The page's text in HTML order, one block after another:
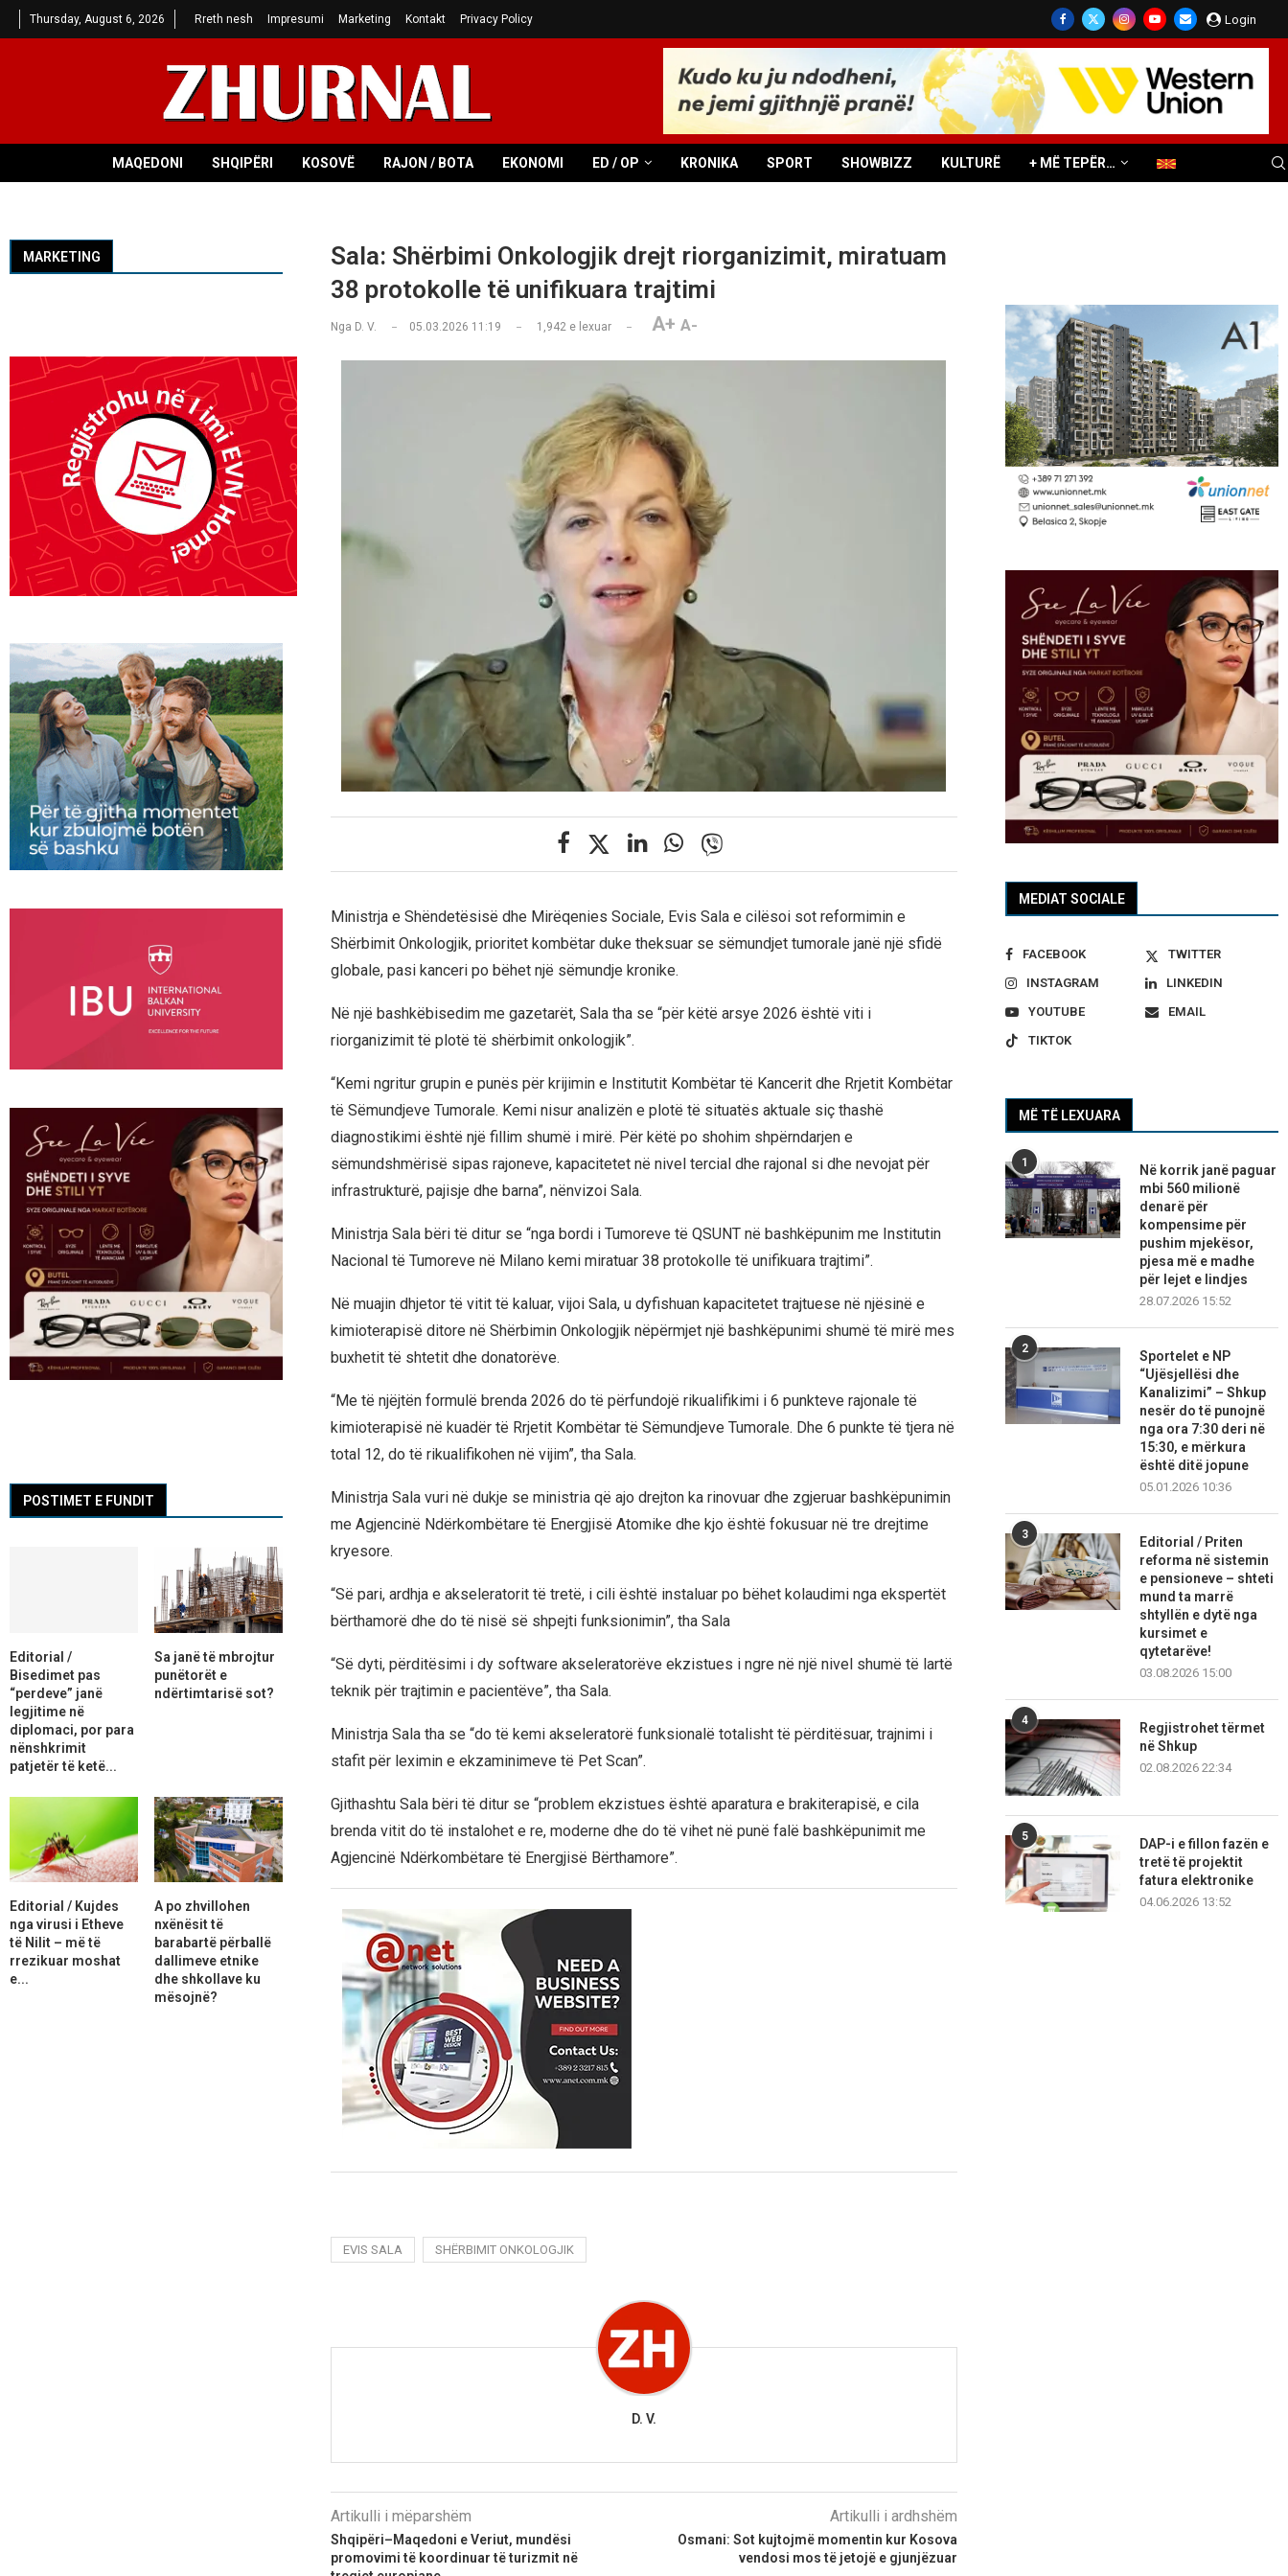
Thursday, August 6, 2026 Rreth nesh Impresumi Marketing Kontakt Privacy Policy Login
MAQEDONI SHQIPËRI KOSOVË RAJON / BOTA EKONOMI ED / OP KRONIKA SPORT SHOWBIZZ KULTURË + MË TEPËR…
Sala: Shërbimi Onkologjik drejt riorganizimit, miratuam
38 protokolle të unifikuara trajtimi
Nga D. V. 05.03.2026 11:19 1,942e lexuar A+ A-
Ministrja e Shëndetësisë dhe Mirëqenies Sociale, Evis Sala e cilësoi sot reformimin e
Shërbimit Onkologjik, prioritet kombëtar duke theksuar se sëmundjet tumorale janë një sfidë
globale, pasi kanceri po bëhet një sëmundje kronike.
Në një bashkëbisedim me gazetarët, Sala tha se “për këtë arsye 2026 është viti i
riorganizimit të plotë të shërbimit onkologjik”.
“Kemi ngritur grupin e punës për krijimin e Institutit Kombëtar të Kancerit dhe Rrjetit Kombëtar
të Sëmundjeve Tumorale. Kemi nisur analizën e plotë të situatës aktuale siç thashë
diagnostikimi është një fillim shumë i mirë. Për këtë po shohim shpërndarjen e
sëmundshmërisë sipas rajoneve, kapacitetet në nivel tercial dhe rajonal si dhe nevojat për
infrastrukturë, pajisje dhe barna”, nënvizoi Sala.
Ministrja Sala bëri të ditur se “nga bordi i Tumoreve të QSUNT në bashkëpunim me Institutin
Nacional të Tumoreve në Milano kemi miratuar 38 protokolle të unifikuara trajtimi”.
Në muajin dhjetor të vitit të kaluar, vijoi Sala, u dyfishuan kapacitetet trajtuese në njësinë e
kimioterapisë ditore në Shërbimin Onkologjik nëpërmjet një bashkëpunimi shumë të mirë mes
buxhetit të shtetit dhe donatorëve.
“Me të njëjtën formulë brenda 2026 do të përfundojë rikualifikimi i 6 punkteve rajonale të
kimioterapisë në kuadër të Rrjetit Kombëtar të Sëmundjeve Tumorale. Dhe 6 punkte të tjera në
total 12, do të rikualifikohen në vijim”, tha Sala.
Ministrja Sala vuri në dukje se ministria që ajo drejton ka rinovuar dhe zgjeruar bashkëpunimin
me Agjencinë Ndërkombëtare të Energjisë Atomike dhe kjo është fokusuar në tre drejtime
kryesore.
“Së pari, ardhja e akseleratorit të tretë, i cili është instaluar po bëhet kolaudimi nga ekspertët
bërthamorë dhe do të nisë së shpejti funksionimin”, tha Sala
“Së dyti, përditësimi i dy software akseleratorëve ekzistues i ngre në një nivel shumë të lartë
teknik për trajtimin e pacientëve”, tha Sala.
Ministrja Sala tha se “do të kemi akseleratorë funksionalë totalisht të përditësuar, trajnimi i
stafit për leximin e ekzaminimeve të Pet Scan”.
Gjithashtu Sala bëri të ditur se “problem ekzistues është aparatura e brakiterapisë, e cila
brenda vitit do të instalohet e re, moderne dhe do të vihet në punë falë bashkëpunimit me
Agjencinë Ndërkombëtare të Energjisë Bërthamore”.
EVIS SALA SHËRBIMIT ONKOLOGJIK
D. V.
Artikulli i mëparshëm
Shqipëri–Maqedoni e Veriut, mundësi
promovimi të koordinuar të turizmit në
Artikulli i ardhshëm
Osmani: Sot kujtojmë momentin kur Kosova
vendosi mos të jetojë e gjunjëzuar
MEDIAT SOCIALE
FACEBOOK
TWITTER
INSTAGRAM
LINKEDIN
YOUTUBE
EMAIL
TIKTOK
MË TË LEXUARA
1
Në korrik janë paguar
mbi 560 milionë
denarë për
kompensime për
pushim mjekësor,
pjesa më e madhe
për lejet e lindjes
28.07.2026 15:52
2
Sportelet e NP
“Ujësjellësi dhe
Kanalizimi” – Shkup
nesër do të punojnë
nga ora 7:30 deri në
15:30, e mërkura
është ditë jopune
05.01.2026 10:36
3
Editorial / Priten
reforma në sistemin
e pensioneve – shteti
mund ta marrë
shtyllën e dytë nga
kursimet e
qytetarëve!
03.08.2026 15:00
4
Regjistrohet tërmet
në Shkup
02.08.2026 22:34
5
DAP-i e fillon fazën e
tretë të projektit
fatura elektronike
04.06.2026 13:52
MARKETING
POSTIMET E FUNDIT
Editorial /
Bisedimet pas
“perdeve” janë
legjitime në
diplomaci, por para
nënshkrimit
patjetër të ketë...
Sa janë të mbrojtur
punëtorët e
ndërtimtarisë sot?
Editorial / Kujdes
nga virusi i Etheve
të Nilit – më të
rrezikuar moshat
e...
A po zhvillohen
nxënësit të
barabartë përballë
dallimeve etnike
dhe shkollave ku
mësojnë?